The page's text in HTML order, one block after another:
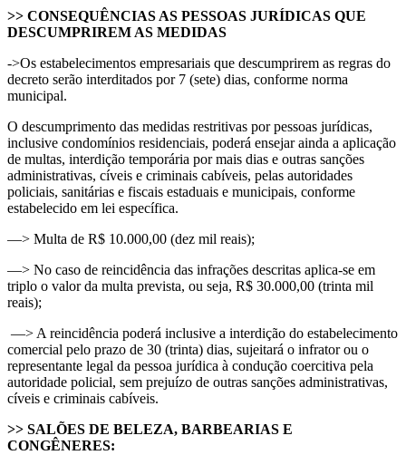
>> CONSEQUÊNCIAS AS PESSOAS JURÍDICAS QUE
DESCUMPRIREM AS MEDIDAS
->Os estabelecimentos empresariais que descumprirem as regras do
decreto serão interditados por 7 (sete) dias, conforme norma
municipal.
O descumprimento das medidas restritivas por pessoas jurídicas,
inclusive condomínios residenciais, poderá ensejar ainda a aplicação
de multas, interdição temporária por mais dias e outras sanções
administrativas, cíveis e criminais cabíveis, pelas autoridades
policiais, sanitárias e fiscais estaduais e municipais, conforme
estabelecido em lei específica.
—> Multa de R$ 10.000,00 (dez mil reais);
—> No caso de reincidência das infrações descritas aplica-se em
triplo o valor da multa prevista, ou seja, R$ 30.000,00 (trinta mil
reais);
—> A reincidência poderá inclusive a interdição do estabelecimento
comercial pelo prazo de 30 (trinta) dias, sujeitará o infrator ou o
representante legal da pessoa jurídica à condução coercitiva pela
autoridade policial, sem prejuízo de outras sanções administrativas,
cíveis e criminais cabíveis.
>> SALÕES DE BELEZA, BARBEARIAS E
CONGÊNERES: